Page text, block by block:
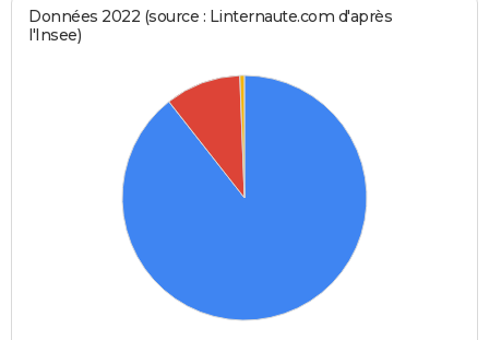
Données 2022 (source : Linternaute.com d'après
l'Insee)